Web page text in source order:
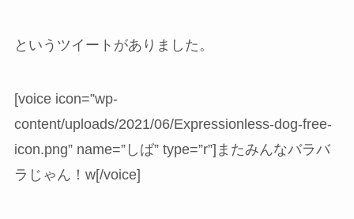
というツイートがありました。
[voice icon=”wp-
content/uploads/2021/06/Expressionless-dog-free-
icon.png” name=”しば” type=”r”]またみんなバラバ
ラじゃん！w[/voice]